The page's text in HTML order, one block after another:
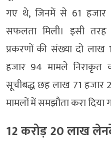
गए थे, जिनमें से 61 हजार
सफलता मिली। इसी तरह
प्रकरणों की संख्या दो लाख
हजार 94 मामले
सूचीबद्ध छह लाख 71 हजार
मामलों में समझौता करा दिया
12 करोड़ 20 लाख